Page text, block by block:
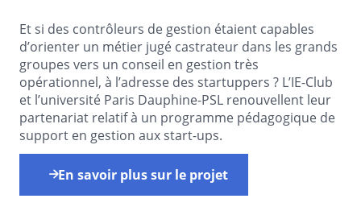
Et si des contrôleurs de gestion étaient capables
d’orienter un métier jugé castrateur dans les grands
groupes vers un conseil en gestion très
opérationnel, à l’adresse des startuppers ? L’IE-Club
et l’université Paris Dauphine-PSL renouvellent leur
partenariat relatif à un programme pédagogique de
support en gestion aux start-ups.
En savoir plus sur le projet